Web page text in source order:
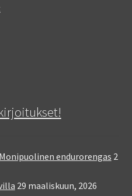
endurorengas 2
29 maaliskuun, 2026